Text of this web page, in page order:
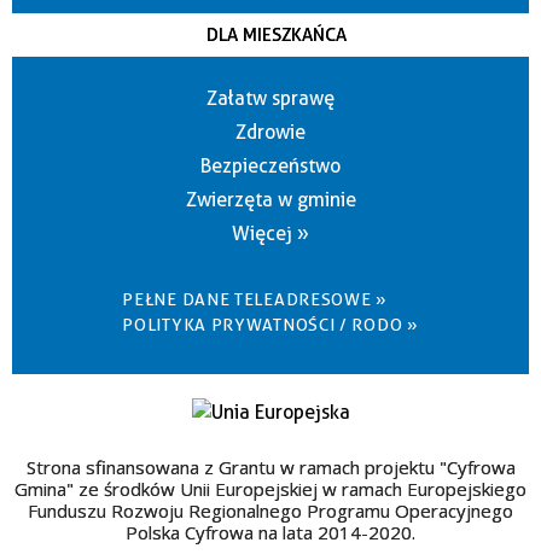
DLA MIESZKAŃCA
Załatw sprawę
Zdrowie
Bezpieczeństwo
Zwierzęta w gminie
Więcej »
PEŁNE DANE TELEADRESOWE »
POLITYKA PRYWATNOŚCI / RODO »
Strona sfinansowana z Grantu w ramach projektu "Cyfrowa
Gmina" ze środków Unii Europejskiej w ramach Europejskiego
Funduszu Rozwoju Regionalnego Programu Operacyjnego
Polska Cyfrowa na lata 2014-2020.